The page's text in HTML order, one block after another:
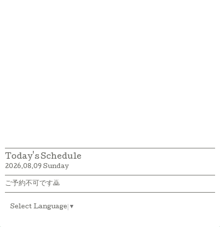
Today's Schedule
2026.08.09 Sunday
ご予約不可です🙇
Select Language ▼